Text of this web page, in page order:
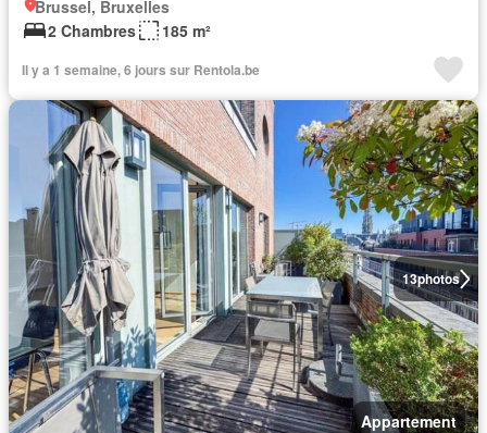
Brussel, Bruxelles
2 Chambres
185 m²
Il y a 1 semaine, 6 jours sur Rentola.be
13photos
Appartement